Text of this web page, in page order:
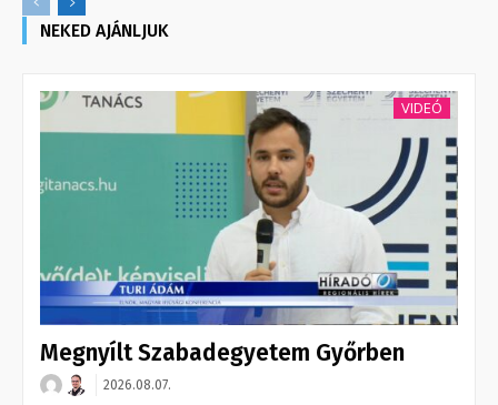
NEKED AJÁNLJUK
VIDEÓ
Megnyílt Szabadegyetem Győrben
2026.08.07.